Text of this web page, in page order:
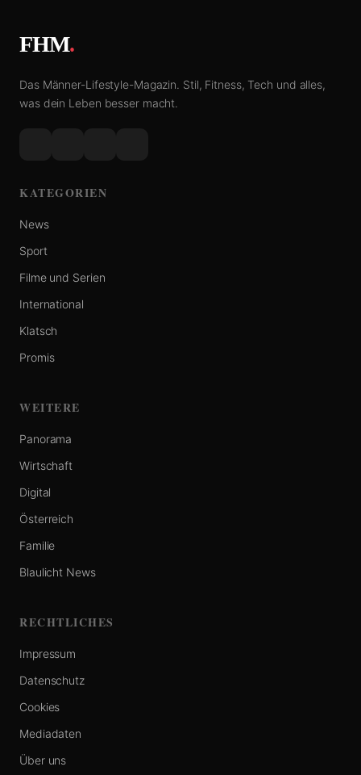
FHM.
Das Männer-Lifestyle-Magazin. Stil, Fitness, Tech und alles,
was dein Leben besser macht.
KATEGORIEN
News
Sport
Filme und Serien
International
Klatsch
Promis
WEITERE
Panorama
Wirtschaft
Digital
Österreich
Familie
Blaulicht News
RECHTLICHES
Impressum
Datenschutz
Cookies
Mediadaten
Über uns